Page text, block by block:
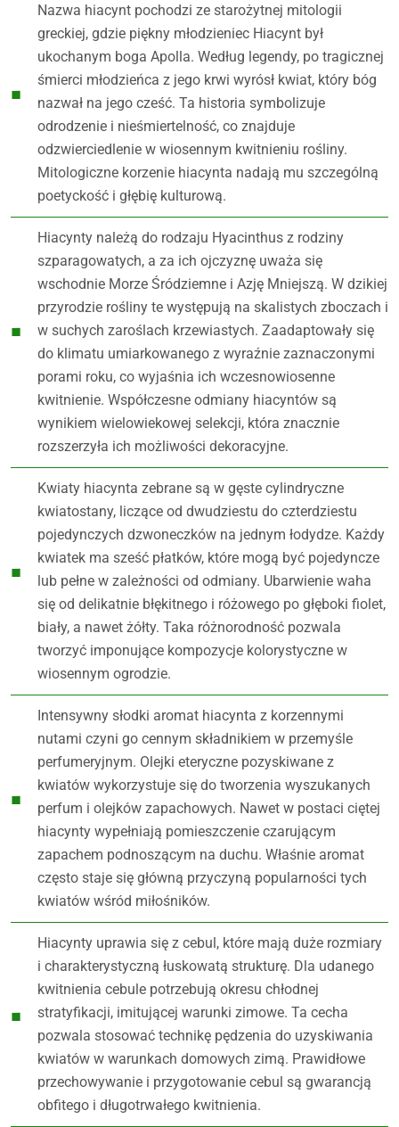
Nazwa hiacynt pochodzi ze starożytnej mitologii
greckiej, gdzie piękny młodzieniec Hiacynt był
ukochanym boga Apolla. Według legendy, po tragicznej
śmierci młodzieńca z jego krwi wyrósł kwiat, który bóg
nazwał na jego cześć. Ta historia symbolizuje
odrodzenie i nieśmiertelność, co znajduje
odzwierciedlenie w wiosennym kwitnieniu rośliny.
Mitologiczne korzenie hiacynta nadają mu szczególną
poetyckość i głębię kulturową.
Hiacynty należą do rodzaju Hyacinthus z rodziny
szparagowatych, a za ich ojczyznę uważa się
wschodnie Morze Śródziemne i Azję Mniejszą. W dzikiej
przyrodzie rośliny te występują na skalistych zboczach i
w suchych zaroślach krzewiastych. Zaadaptowały się
do klimatu umiarkowanego z wyraźnie zaznaczonymi
porami roku, co wyjaśnia ich wczesnowiosenne
kwitnienie. Współczesne odmiany hiacyntów są
wynikiem wielowiekowej selekcji, która znacznie
rozszerzyła ich możliwości dekoracyjne.
Kwiaty hiacynta zebrane są w gęste cylindryczne
kwiatostany, liczące od dwudziestu do czterdziestu
pojedynczych dzwoneczków na jednym łodydze. Każdy
kwiatek ma sześć płatków, które mogą być pojedyncze
lub pełne w zależności od odmiany. Ubarwienie waha
się od delikatnie błękitnego i różowego po głęboki fiolet,
biały, a nawet żółty. Taka różnorodność pozwala
tworzyć imponujące kompozycje kolorystyczne w
wiosennym ogrodzie.
Intensywny słodki aromat hiacynta z korzennymi
nutami czyni go cennym składnikiem w przemyśle
perfumeryjnym. Olejki eteryczne pozyskiwane z
kwiatów wykorzystuje się do tworzenia wyszukanych
perfum i olejków zapachowych. Nawet w postaci ciętej
hiacynty wypełniają pomieszczenie czarującym
zapachem podnoszącym na duchu. Właśnie aromat
często staje się główną przyczyną popularności tych
kwiatów wśród miłośników.
Hiacynty uprawia się z cebul, które mają duże rozmiary
i charakterystyczną łuskowatą strukturę. Dla udanego
kwitnienia cebule potrzebują okresu chłodnej
stratyfikacji, imitującej warunki zimowe. Ta cecha
pozwala stosować technikę pędzenia do uzyskiwania
kwiatów w warunkach domowych zimą. Prawidłowe
przechowywanie i przygotowanie cebul są gwarancją
obfitego i długotrwałego kwitnienia.